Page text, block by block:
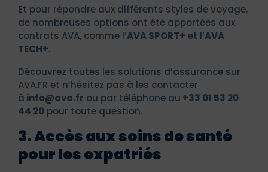
Et pour répondre aux différents styles de voyage,
de nombreuses options ont été apportées aux
contrats AVA, comme l’AVA SPORT+ et l’AVA
TECH+.
Découvrez toutes les solutions d’assurance sur
AVA.FR et n’hésitez pas à les contacter
à info@ava.fr ou par téléphone au +33 01 53 20
44 20 pour toute question.
3. Accès aux soins de santé
pour les expatriés